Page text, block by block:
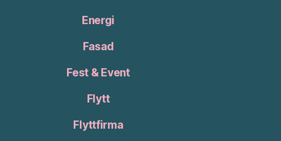
Energi
Fasad
Fest & Event
Flytt
Flyttfirma